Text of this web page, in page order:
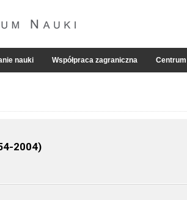
nauki Współpraca zagraniczna
2004)